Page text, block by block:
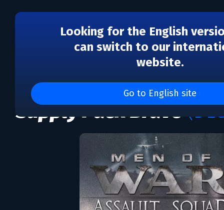
Looking for the English
can switch to our
website.
Go to English site
Men of War: Assault
Supply Pack Bravo
DLC